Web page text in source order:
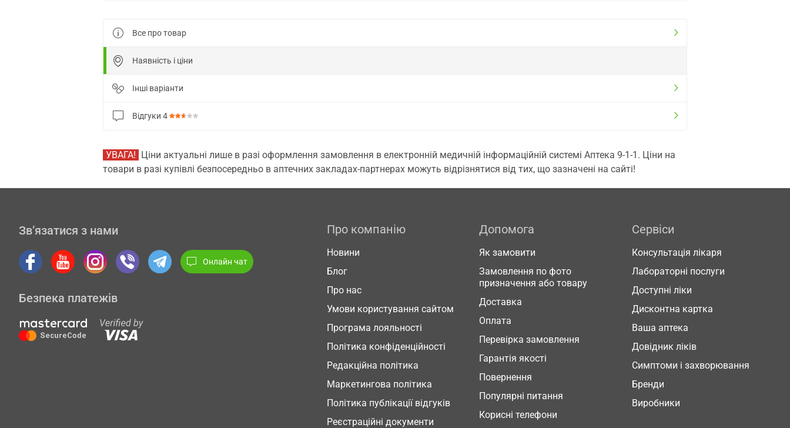
Все про товар
Наявність і ціни
Інші варіанти
Відгуки 4
УВАГА! Ціни актуальні лише в разі оформлення замовлення в електронній медичній інформаційній системі Аптека 9-1-1. Ціни на
товари в разі купівлі безпосередньо в аптечних закладах-партнерах можуть відрізнятися від тих, що зазначені на сайті!
Зв’язатися з нами
Онлайн чат
Безпека платежів
Про компанію
Новини
Блог
Про нас
Умови користування сайтом
Програма лояльності
Політика конфіденційності
Редакційна політика
Маркетингова політика
Політика публікації відгуків
Реєстраційні документи
Допомога
Як замовити
Замовлення по фото
призначення або товару
Доставка
Оплата
Перевірка замовлення
Гарантія якості
Повернення
Популярні питання
Корисні телефони
Сервіси
Консультація лікаря
Лабораторні послуги
Доступні ліки
Дисконтна картка
Ваша аптека
Довідник ліків
Симптоми і захворювання
Бренди
Виробники